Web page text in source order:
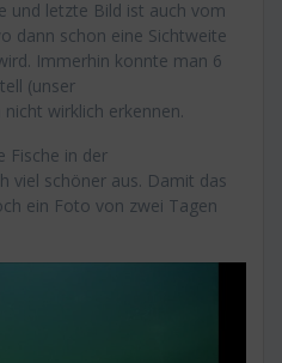
und letzte Bild ist auch vom
dann schon eine Sichtweite
Immerhin konnte man 6
(unser
wirklich erkennen.
Fische in der
viel schöner aus. Damit das
ein Foto von zwei Tagen